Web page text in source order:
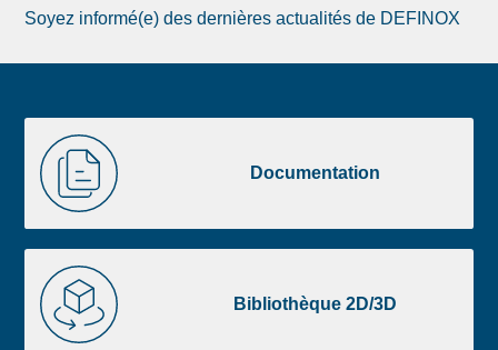
Soyez informé(e) des dernières actualités de DEFINOX
Image
de
liste
footer
Documentation
Documentation
Bibliothèque 2D/3D
Bibliothèque
2D/3D